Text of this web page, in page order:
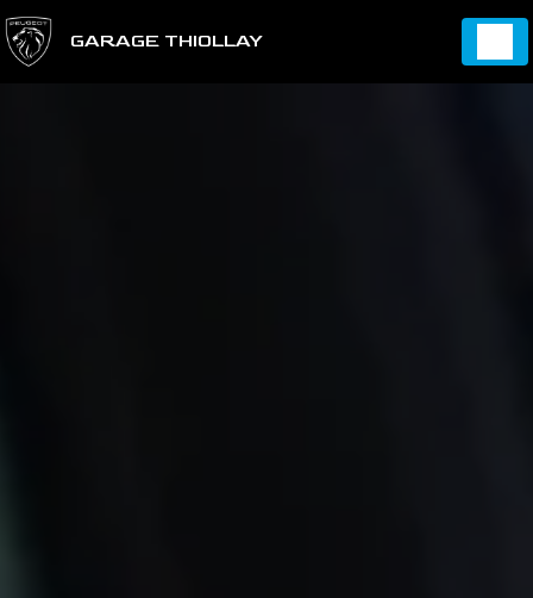
GARAGE THIOLLAY
Panneau de gestion des cookies